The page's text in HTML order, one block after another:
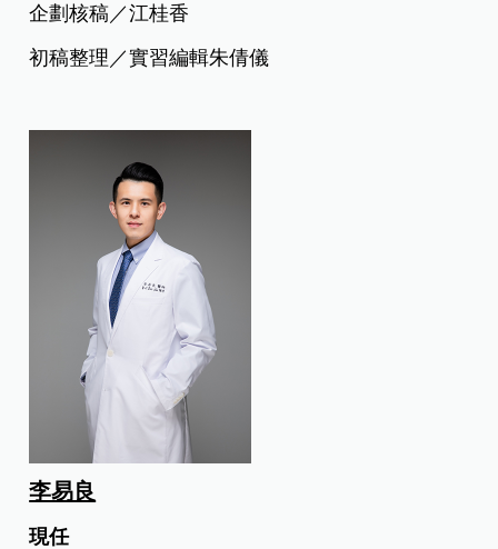
企劃核稿／江桂香
初稿整理／實習編輯朱倩儀
李易良
現任